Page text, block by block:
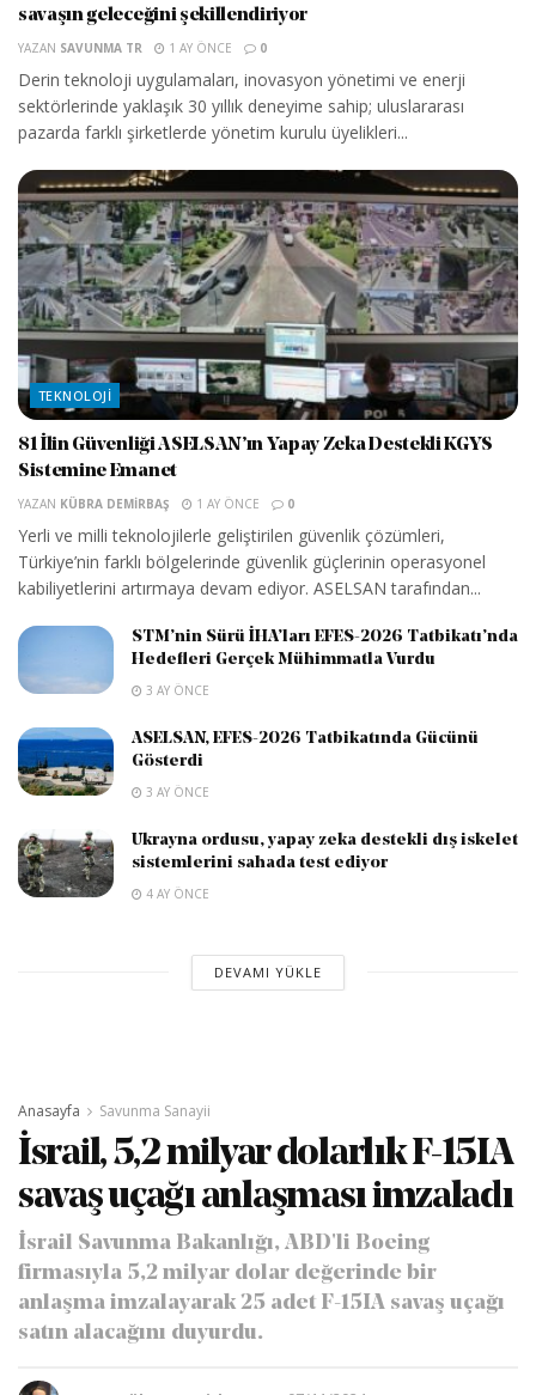
savaşın geleceğini şekillendiriyor
YAZAN SAVUNMA TR 1 AY ÖNCE 0
Derin teknoloji uygulamaları, inovasyon yönetimi ve enerji
sektörlerinde yaklaşık 30 yıllık deneyime sahip; uluslararası
pazarda farklı şirketlerde yönetim kurulu üyelikleri...
TEKNOLOJI
81 İlin Güvenliği ASELSAN’ın Yapay Zeka Destekli KGYS
Sistemine Emanet
YAZAN KÜBRA DEMIRBAŞ 1 AY ÖNCE 0
Yerli ve milli teknolojilerle geliştirilen güvenlik çözümleri,
Türkiye’nin farklı bölgelerinde güvenlik güçlerinin operasyonel
kabiliyetlerini artırmaya devam ediyor. ASELSAN tarafından...
STM’nin Sürü İHA’ları EFES-2026 Tatbikatı’nda
Hedefleri Gerçek Mühimmatla Vurdu
3 AY ÖNCE
ASELSAN, EFES-2026 Tatbikatında Gücünü
Gösterdi
3 AY ÖNCE
Ukrayna ordusu, yapay zeka destekli dış iskelet
sistemlerini sahada test ediyor
4 AY ÖNCE
DEVAMI YÜKLE
Anasayfa Savunma Sanayii
İsrail, 5,2 milyar dolarlık F-15IA
savaş uçağı anlaşması imzaladı
İsrail Savunma Bakanlığı, ABD'li Boeing
firmasıyla 5,2 milyar dolar değerinde bir
anlaşma imzalayarak 25 adet F-15IA savaş uçağı
satın alacağını duyurdu.